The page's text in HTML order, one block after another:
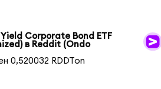
Corporate Bond ETF
в Reddit (Ondo
0,520032 RDDTon